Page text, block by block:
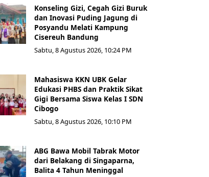
Konseling Gizi, Cegah Gizi Buruk
dan Inovasi Puding Jagung di
Posyandu Melati Kampung
Cisereuh Bandung
Sabtu, 8 Agustus 2026, 10:24 PM
Mahasiswa KKN UBK Gelar
Edukasi PHBS dan Praktik Sikat
Gigi Bersama Siswa Kelas I SDN
Cibogo
Sabtu, 8 Agustus 2026, 10:10 PM
ABG Bawa Mobil Tabrak Motor
dari Belakang di Singaparna,
Balita 4 Tahun Meninggal